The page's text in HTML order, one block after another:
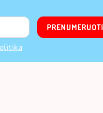
PRENUMERUOTI